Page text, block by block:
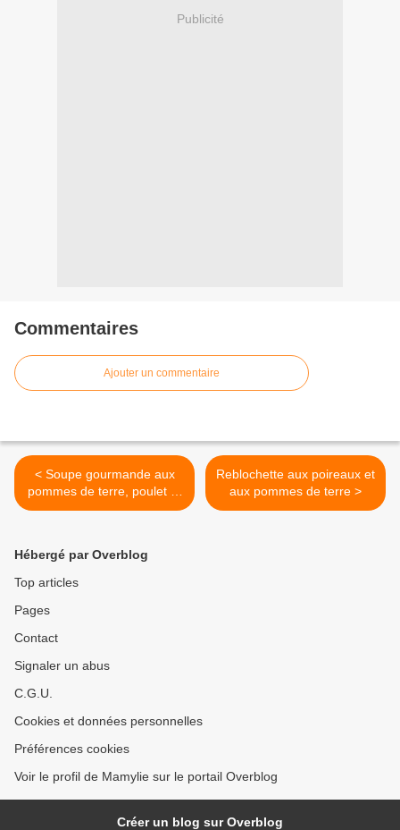
Publicité
Commentaires
Ajouter un commentaire
< Soupe gourmande aux
pommes de terre, poulet et
grain de maïs
Reblochette aux poireaux et
aux pommes de terre >
Hébergé par Overblog
Top articles
Pages
Contact
Signaler un abus
C.G.U.
Cookies et données personnelles
Préférences cookies
Voir le profil de Mamylie sur le portail Overblog
Créer un blog sur Overblog